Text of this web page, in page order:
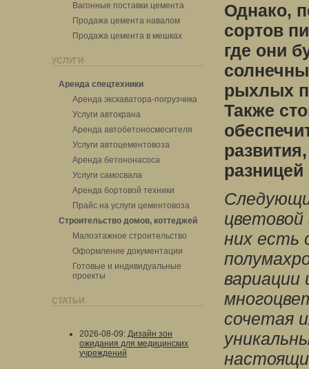
Вагонные поставки цемента
Продажа цемента навалом
Продажа цемента в мешках
УСЛУГИ
Аренда спецтехники
Аренда экскаватора-погрузчика
Услуги автокрана
Аренда автобетоносмесителя
Услуги автоцементовоза
Аренда бетононасоса
Услуги самосвала
Аренда бортовой техники
Прайс на услуги цементовоза
Строительство домов, коттеджей
Малоэтажное строительство
Оформление документации
Готовые и индивидуальные
проекты
СТАТЬИ
2026-08-09: Дизайн зон
ожидания для медицинских
учреждений
Однако,
сортов
где они
рыхлых
Также
разницей
них есть
сочетая